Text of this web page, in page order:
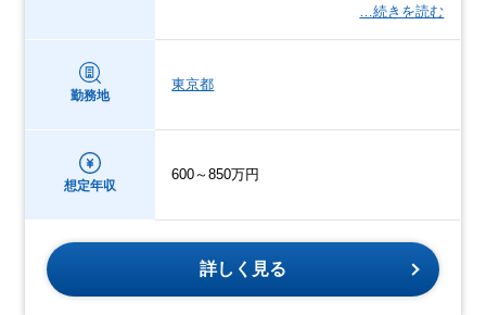
…続きを読む
勤務地
東京都
想定年収
600～850万円
詳しく見る